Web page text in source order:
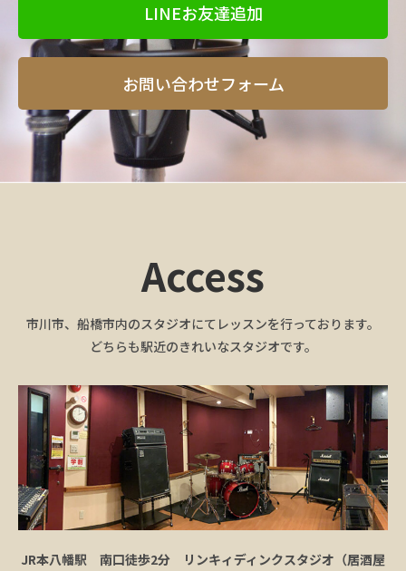
LINEお友達追加
お問い合わせフォーム
Access
市川市、船橋市内のスタジオにてレッスンを行っております。
どちらも駅近のきれいなスタジオです。
JR本八幡駅 南口徒歩2分 リンキィディンクスタジオ（居酒屋